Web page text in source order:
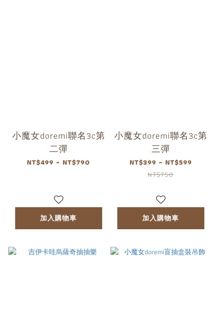
小魔女doremi聯名3c第
二彈
NT$499 ~ NT$790
加入購物車
小魔女doremi聯名3c第
三彈
NT$399 ~ NT$599
NT$750
加入購物車